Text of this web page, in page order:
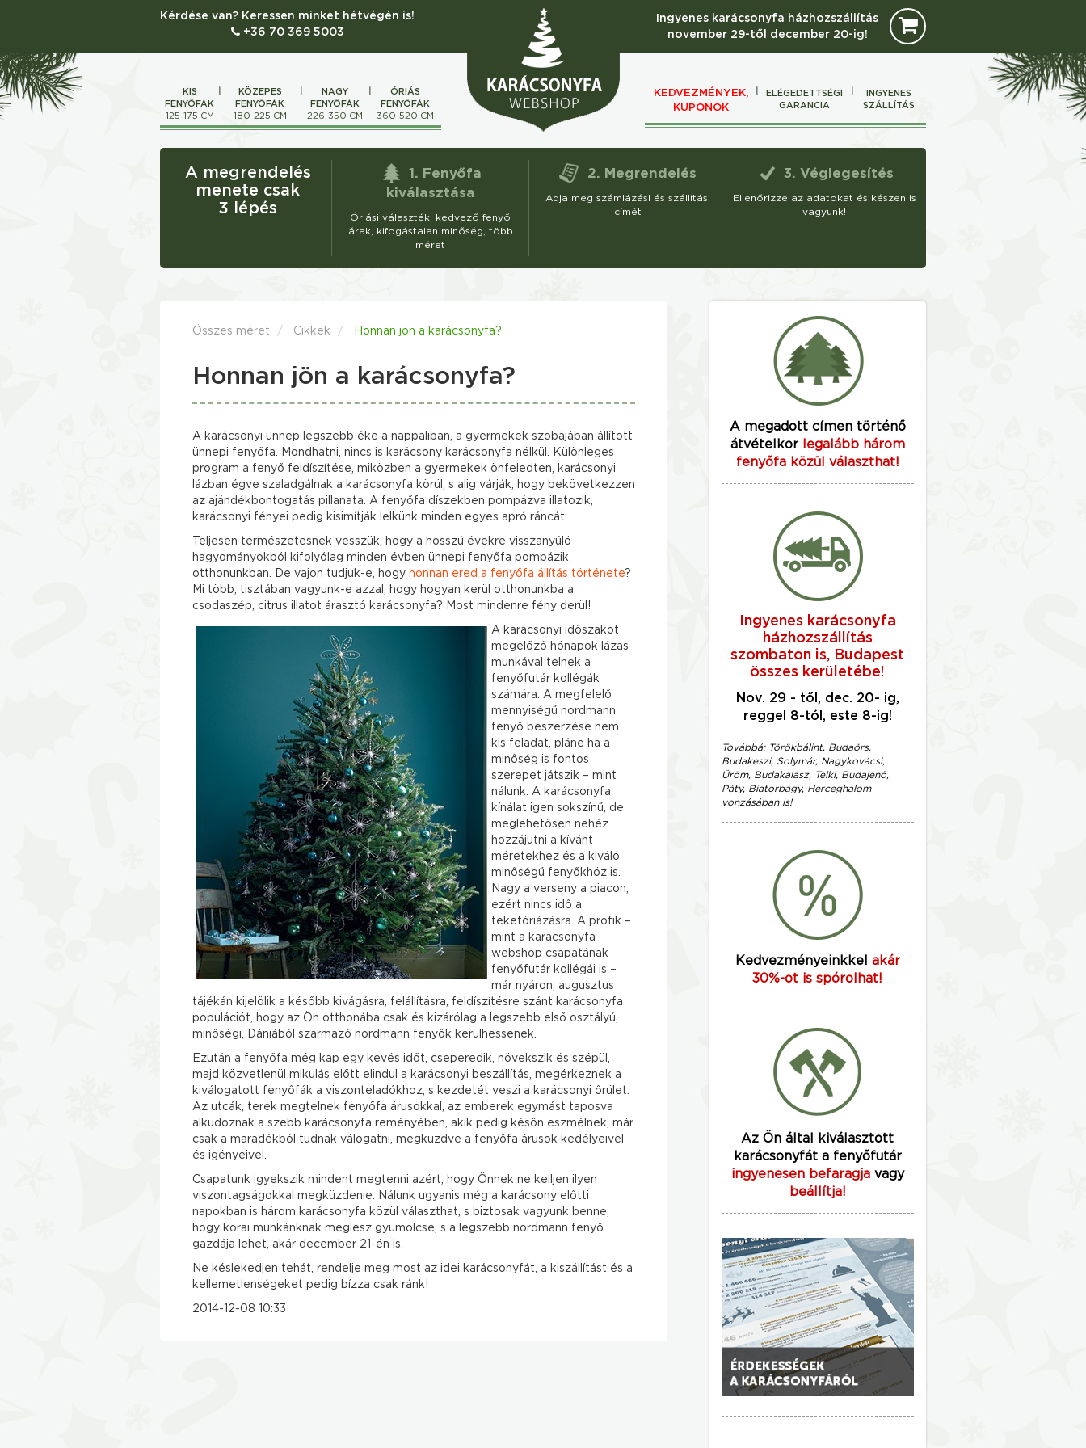
Kérdése van? Keressen minket hétvégén is!
+36 70 369 5003
Ingyenes karácsonyfa házhozszállítás
november 29-től december 20-ig!
KIS
FENYŐFÁK
125-175 CM
KÖZEPES
FENYŐFÁK
180-225 CM
NAGY
FENYŐFÁK
226-350 CM
ÓRIÁS
FENYŐFÁK
360-520 CM
KEDVEZMÉNYEK,
KUPONOK
ELÉGEDETTSÉGI
GARANCIA
INGYENES
SZÁLLÍTÁS
A megrendelés
menete csak
3 lépés
1. Fenyőfa
kiválasztása
Óriási választék, kedvező fenyő
árak, kifogástalan minőség, több
méret
2. Megrendelés
Adja meg számlázási és szállítási
címét
3. Véglegesítés
Ellenőrizze az adatokat és készen is
vagyunk!
Összes méret Cikkek Honnan jön a karácsonyfa?
Honnan jön a karácsonyfa?
A karácsonyi ünnep legszebb éke a nappaliban, a gyermekek szobájában állított
ünnepi fenyőfa. Mondhatni, nincs is karácsony karácsonyfa nélkül. Különleges
program a fenyő feldíszítése, miközben a gyermekek önfeledten, karácsonyi
lázban égve szaladgálnak a karácsonyfa körül, s alig várják, hogy bekövetkezzen
az ajándékbontogatás pillanata. A fenyőfa díszekben pompázva illatozik,
karácsonyi fényei pedig kisimítják lelkünk minden egyes apró ráncát.
Teljesen természetesnek vesszük, hogy a hosszú évekre visszanyúló
hagyományokból kifolyólag minden évben ünnepi fenyőfa pompázik
otthonunkban. De vajon tudjuk-e, hogy honnan ered a fenyőfa állítás története?
Mi több, tisztában vagyunk-e azzal, hogy hogyan kerül otthonunkba a
csodaszép, citrus illatot árasztó karácsonyfa? Most mindenre fény derül!
A karácsonyi időszakot
megelőző hónapok lázas
munkával telnek a
fenyőfutár kollégák
számára. A megfelelő
mennyiségű nordmann
fenyő beszerzése nem
kis feladat, pláne ha a
minőség is fontos
szerepet játszik – mint
nálunk. A karácsonyfa
kínálat igen sokszínű, de
meglehetősen nehéz
hozzájutni a kívánt
méretekhez és a kiváló
minőségű fenyőkhöz is.
Nagy a verseny a piacon,
ezért nincs idő a
teketóriázásra. A profik –
mint a karácsonyfa
webshop csapatának
fenyőfutár kollégái is –
már nyáron, augusztus
tájékán kijelölik a később kivágásra, felállításra, feldíszítésre szánt karácsonyfa
populációt, hogy az Ön otthonába csak és kizárólag a legszebb első osztályú,
minőségi, Dániából származó nordmann fenyők kerülhessenek.
Ezután a fenyőfa még kap egy kevés időt, cseperedik, növekszik és szépül,
majd közvetlenül mikulás előtt elindul a karácsonyi beszállítás, megérkeznek a
kiválogatott fenyőfák a viszonteladókhoz, s kezdetét veszi a karácsonyi őrület.
Az utcák, terek megtelnek fenyőfa árusokkal, az emberek egymást taposva
alkudoznak a szebb karácsonyfa reményében, akik pedig későn eszmélnek, már
csak a maradékból tudnak válogatni, megküzdve a fenyőfa árusok kedélyeivel
és igényeivel.
Csapatunk igyekszik mindent megtenni azért, hogy Önnek ne kelljen ilyen
viszontagságokkal megküzdenie. Nálunk ugyanis még a karácsony előtti
napokban is három karácsonyfa közül választhat, s biztosak vagyunk benne,
hogy korai munkánknak meglesz gyümölcse, s a legszebb nordmann fenyő
gazdája lehet, akár december 21-én is.
Ne késlekedjen tehát, rendelje meg most az idei karácsonyfát, a kiszállítást és a
kellemetlenségeket pedig bízza csak ránk!
2014-12-08 10:33
A megadott címen történő
átvételkor
legalább három
fenyőfa közül választhat!
Ingyenes karácsonyfa
házhozszállítás
szombaton is, Budapest
összes kerületébe!
Nov. 29 - től, dec. 20- ig,
reggel 8-tól, este 8-ig!
Továbbá: Törökbálint, Budaörs,
Budakeszi, Solymár, Nagykovácsi,
Üröm, Budakalász, Telki, Budajenő,
Páty, Biatorbágy, Herceghalom
vonzásában is!
Kedvezményeinkkel akár
30%-ot is spórolhat!
Az Ön által kiválasztott
karácsonyfát a fenyőfutár
ingyenesen befaragjavagy
beállítja!